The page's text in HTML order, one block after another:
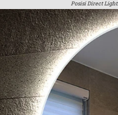
Posisi Direct